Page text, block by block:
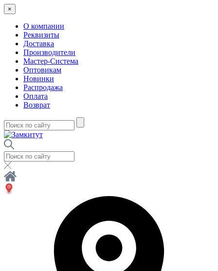
×
О компании
Реквизиты
Доставка
Производители
Мастер-Система
Оптовикам
Новинки
Распродажа
Оплата
Возврат